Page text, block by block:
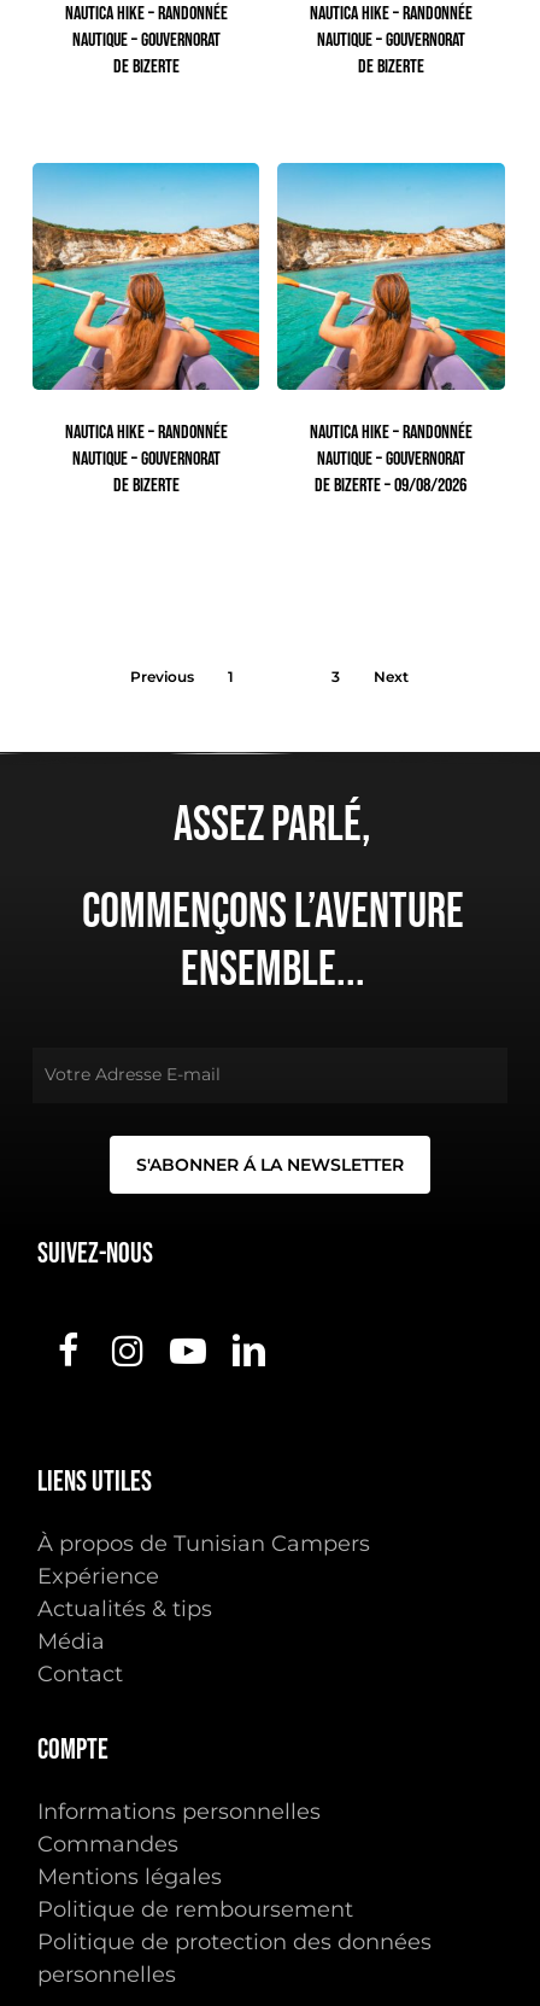
NAUTICA HIKE – RANDONNÉE
NAUTIQUE – GOUVERNORAT
DE BIZERTE
NAUTICA HIKE – RANDONNÉE
NAUTIQUE – GOUVERNORAT
DE BIZERTE
NAUTICA HIKE – RANDONNÉE
NAUTIQUE – GOUVERNORAT
DE BIZERTE
NAUTICA HIKE – RANDONNÉE
NAUTIQUE – GOUVERNORAT
DE BIZERTE – 09/08/2026
Previous 1 3 Next
Assez parlé,
Commençons l’aventure
ensemble...
Suivez-nous
Liensutiles
À propos de Tunisian Campers
Expérience
Actualités & tips
Média
Contact
Compte
Informations personnelles
Commandes
Mentions légales
Politique de remboursement
Politique de protection des données
personnelles